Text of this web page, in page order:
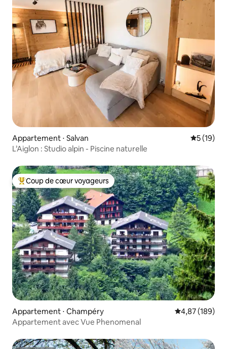
Appartement ⋅ Salvan
5 (19)
L’Aiglon : Studio alpin - Piscine naturelle
Coups de cœur voyageurs les plus appréciés
Coup de cœur voyageurs
Appartement ⋅ Champéry Évaluation
4,87 (189)
Appartement avec Vue Phenomenal